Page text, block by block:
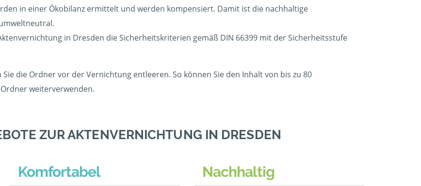
in einer Ökobilanz ermittelt und werden kompensiert. Damit ist die nachhaltige
in Dresden die Sicherheitskriterien gemäß DIN 66399 mit der Sicherheitsstufe
die Ordner vor der Vernichtung entleeren. So können Sie den Inhalt von bis zu 80
weiterverwenden.
ZUR AKTENVERNICHTUNG IN DRESDEN
Komfortabel Nachhaltig